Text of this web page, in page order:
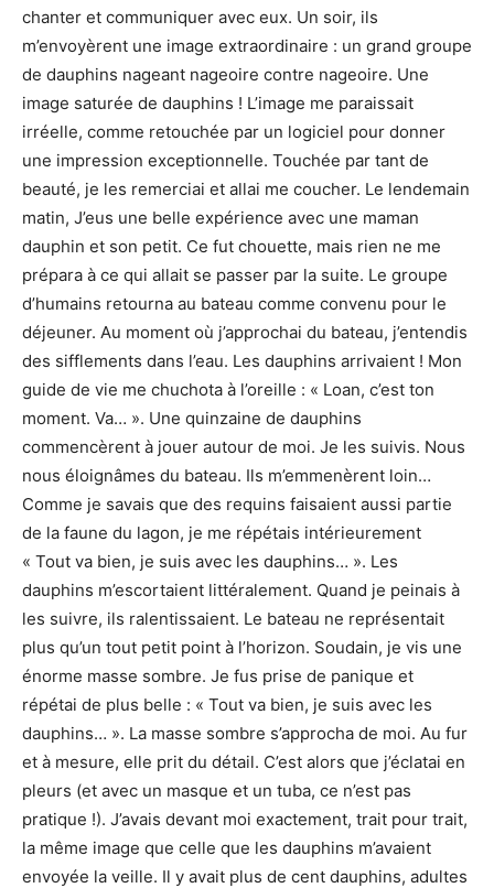
chanter et communiquer avec eux. Un soir, ils
m’envoyèrent une image extraordinaire : un grand groupe
de dauphins nageant nageoire contre nageoire. Une
image saturée de dauphins ! L’image me paraissait
irréelle, comme retouchée par un logiciel pour donner
une impression exceptionnelle. Touchée par tant de
beauté, je les remerciai et allai me coucher. Le lendemain
matin, J’eus une belle expérience avec une maman
dauphin et son petit. Ce fut chouette, mais rien ne me
prépara à ce qui allait se passer par la suite. Le groupe
d’humains retourna au bateau comme convenu pour le
déjeuner. Au moment où j’approchai du bateau, j’entendis
des sifflements dans l’eau. Les dauphins arrivaient ! Mon
guide de vie me chuchota à l’oreille : « Loan, c’est ton
moment. Va… ». Une quinzaine de dauphins
commencèrent à jouer autour de moi. Je les suivis. Nous
nous éloignâmes du bateau. Ils m’emmenèrent loin…
Comme je savais que des requins faisaient aussi partie
de la faune du lagon, je me répétais intérieurement
« Tout va bien, je suis avec les dauphins… ». Les
dauphins m’escortaient littéralement. Quand je peinais à
les suivre, ils ralentissaient. Le bateau ne représentait
plus qu’un tout petit point à l’horizon. Soudain, je vis une
énorme masse sombre. Je fus prise de panique et
répétai de plus belle : « Tout va bien, je suis avec les
dauphins… ». La masse sombre s’approcha de moi. Au fur
et à mesure, elle prit du détail. C’est alors que j’éclatai en
pleurs (et avec un masque et un tuba, ce n’est pas
pratique !). J’avais devant moi exactement, trait pour trait,
la même image que celle que les dauphins m’avaient
envoyée la veille. Il y avait plus de cent dauphins, adultes